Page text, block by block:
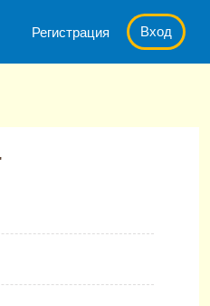
Регистрация Вход